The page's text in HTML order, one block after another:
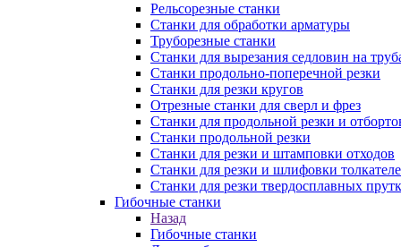
Рельсорезные станки
Станки для обработки арматуры
Труборезные станки
Станки для вырезания седловин на
Станки продольно-поперечной резки
Станки для резки кругов
Отрезные станки для сверл и фрез
Станки для продольной резки и
Станки продольной резки
Станки для резки и штамповки отходов
Станки для резки и шлифовки
Станки для резки твердосплавных
Гибочные станки
Назад
Гибочные станки